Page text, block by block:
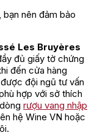
nên đảm bảo
Les Bruyères
đủ giấy tờ chứng
đến cửa hàng
đội ngũ tư vấn
hợp với sở thích
rượu vang nhập
hệ Wine VN hoặc